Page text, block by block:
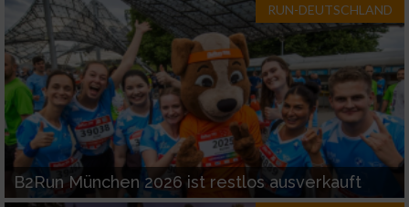
RUN-DEUTSCHLAND
B2Run München 2026 ist restlos ausverkauft